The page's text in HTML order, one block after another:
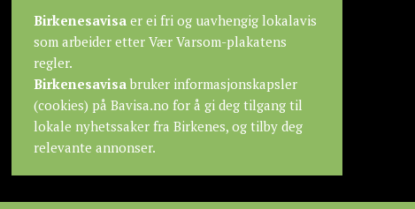
Birkenesavisa er ei fri og uavhengig lokalavis
som arbeider etterVær Varsom-plakatens
regler.
Birkenesavisabruker informasjonskapsler
(cookies) på Bavisa.no for å gi deg tilgang til
lokale nyhetssaker fra Birkenes, og tilby deg
relevante annonser.